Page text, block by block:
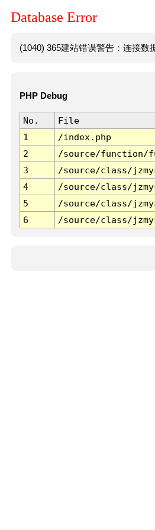
Database Error
(1040) 365建站错误警告：连接数
PHP Debug
No. File
1
/index.php
2
/source/function/
3
/source/class/
4
/source/class/
5
/source/class/
6
/source/class/